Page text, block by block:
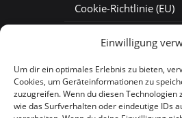
Einwilligung
Um dir ein optimales Erlebnis zu bieten,
Cookies, um Geräteinformationen zu
zuzugreifen. Wenn du diesen
wie das Surfverhalten oder eindeutige IDs
Cookie-Richtlinie (EU)
Baustellen-Webcam